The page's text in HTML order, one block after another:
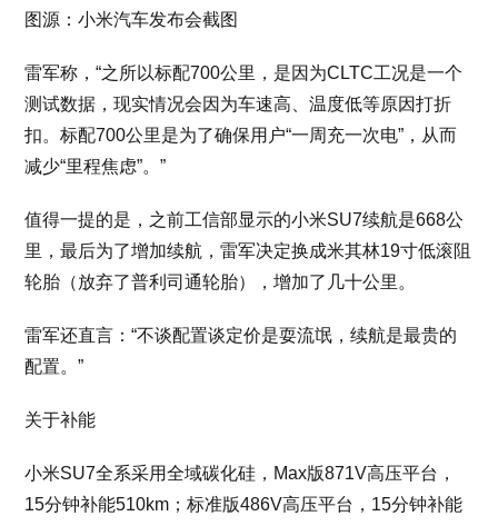
图源：小米汽车发布会截图
雷军称，“之所以标配700公里，是因为CLTC工况是一个
测试数据，现实情况会因为车速高、温度低等原因打折
扣。标配700公里是为了确保用户“一周充一次电”，从而
减少“里程焦虑”。”
值得一提的是，之前工信部显示的小米SU7续航是668公
里，最后为了增加续航，雷军决定换成米其林19寸低滚阻
轮胎（放弃了普利司通轮胎），增加了几十公里。
雷军还直言：“不谈配置谈定价是耍流氓，续航是最贵的
配置。”
关于补能
小米SU7全系采用全域碳化硅，Max版871V高压平台，
15分钟补能510km；标准版486V高压平台，15分钟补能